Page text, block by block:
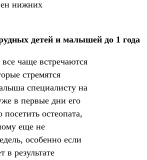
нижних
детей и малышей до 1 года
чаще встречаются
стремятся
специалисту на
в первые дни его
остеопата,
еще не
особенно если
в результате